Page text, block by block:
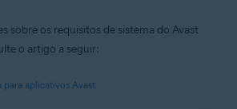
sobre os requisitos de sistema do Avast
o artigo a seguir:
para aplicativos Avast